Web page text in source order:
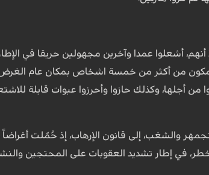
وأسندت النيابة العامة إلى المتهمين الخمسة أنهم في 27 أغسطس/آب 2017 أنهم، أشعلوا عمدا وآخرين
من أكثر من خمسة اشخاص بمكان عام الغرض
أجلها، وكذلك حازوا وأحرزوا عبوات قابلة
التجمهر والشغب، إلى قانون الإرهاب، إذ حُمّلت
في إطار تشديد العقوبات على المحتجين